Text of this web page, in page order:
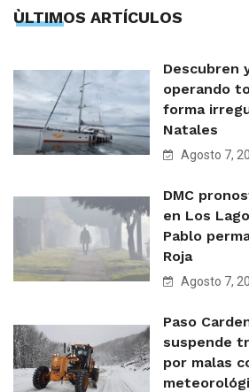
ÙLTIMOS ARTÍCULOS
Descubren
operando
forma
Natales
Agosto 7,
DMC
en Los
Pablo
Roja
Agosto 7,
Paso
suspende
por malas